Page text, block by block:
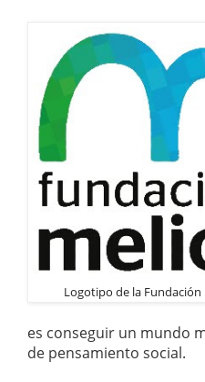
Logotipo de la Fundación
es conseguir un mundo
de pensamiento social.